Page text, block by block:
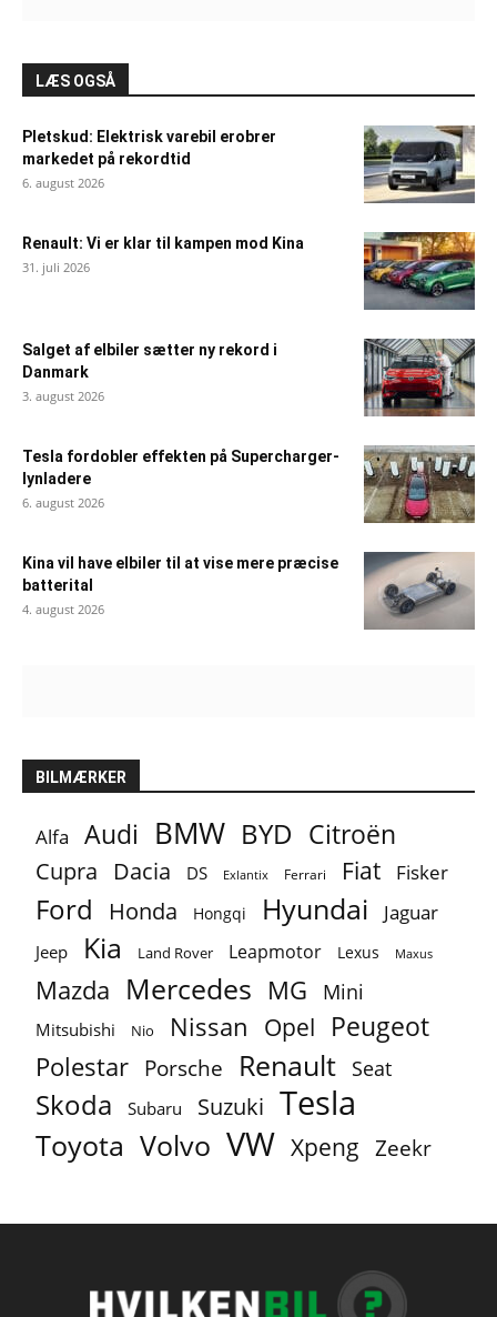
LÆS OGSÅ
Pletskud: Elektrisk varebil erobrer
markedet på rekordtid
6. august 2026
Renault: Vi er klar til kampen mod Kina
31. juli 2026
Salget af elbiler sætter ny rekord i
Danmark
3. august 2026
Tesla fordobler effekten på Supercharger-
lynladere
6. august 2026
Kina vil have elbiler til at vise mere præcise
batterital
4. august 2026
BILMÆRKER
Alfa Audi BMW BYD Citroën
Cupra Dacia DS Exlantix Ferrari Fiat Fisker
Ford Honda Hongqi Hyundai Jaguar
Jeep Kia Land Rover Leapmotor Lexus Maxus
Mazda Mercedes MG Mini
Mitsubishi Nio Nissan Opel Peugeot
Polestar Porsche Renault Seat
Skoda Subaru Suzuki Tesla
Toyota Volvo VW Xpeng Zeekr